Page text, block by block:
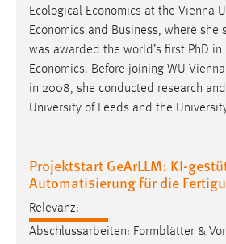
Ecological Economics at the Vienna
Economics and Business, where she
was awarded the world’s first PhD in
Economics. Before joining WU
in 2008, she conducted research
University of Leeds and the
Projektstart GeArLLM: KI-
Automatisierung für die
Relevanz:
Abschlussarbeiten: Formblätter &